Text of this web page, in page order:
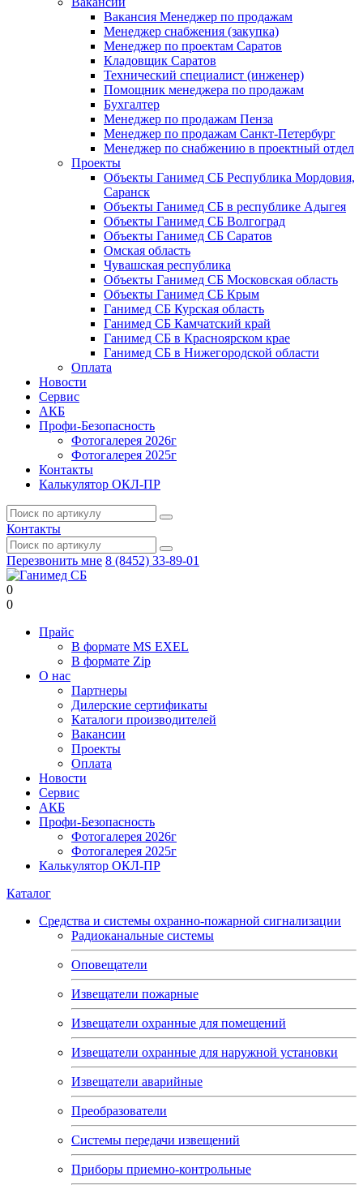
Вакансия Менеджер по продажам
Менеджер снабжения (закупка)
Менеджер по проектам Саратов
Кладовщик Саратов
Технический специалист (инженер)
Помощник менеджера по продажам
Бухгалтер
Менеджер по продажам Пенза
Менеджер по продажам Санкт-Петербург
Менеджер по снабжению в проектный отдел
Проекты
Объекты Ганимед СБ Республика Мордовия,
Саранск
Объекты Ганимед СБ в республике Адыгея
Объекты Ганимед СБ Волгоград
Объекты Ганимед СБ Саратов
Омская область
Чувашская республика
Объекты Ганимед СБ Московская область
Объекты Ганимед СБ Крым
Ганимед СБ Курская область
Ганимед СБ Камчатский край
Ганимед СБ в Красноярском крае
Ганимед СБ в Нижегородской области
Оплата
Новости
Сервис
АКБ
Профи-Безопасность
Фотогалерея 2026г
Фотогалерея 2025г
Контакты
Калькулятор ОКЛ-ПР
Контакты
Перезвонить мне 8 (8452) 33-89-01
0
0
Прайс
В формате MS EXEL
В формате Zip
О нас
Партнеры
Дилерские сертификаты
Каталоги производителей
Вакансии
Проекты
Оплата
Новости
Сервис
АКБ
Профи-Безопасность
Фотогалерея 2026г
Фотогалерея 2025г
Калькулятор ОКЛ-ПР
Каталог
Средства и системы охранно-пожарной сигнализации
Радиоканальные системы
Оповещатели
Извещатели пожарные
Извещатели охранные для помещений
Извещатели охранные для наружной установки
Извещатели аварийные
Преобразователи
Системы передачи извещений
Приборы приемно-контрольные